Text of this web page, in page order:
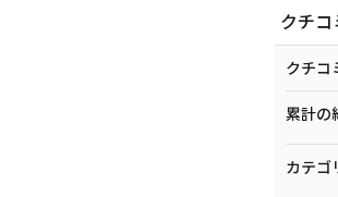
クチ
クチコ
累計の
カテゴ